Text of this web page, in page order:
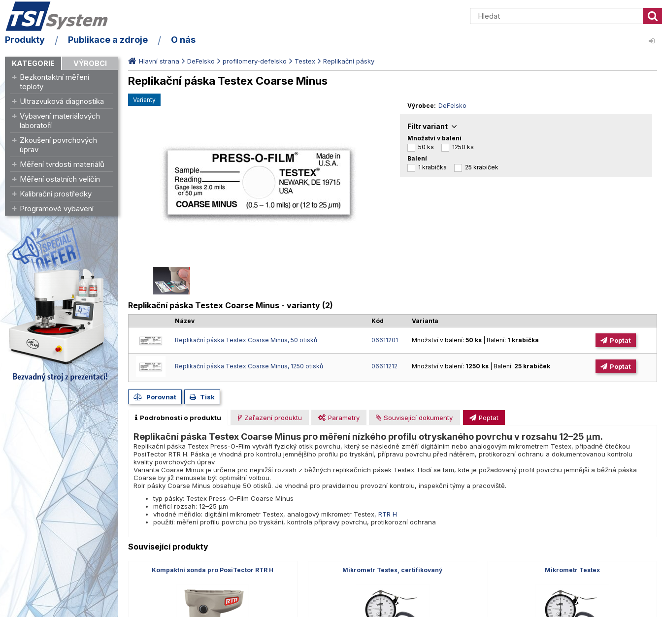
Produkty Publikace a zdroje O nás
KATEGORIE VÝROBCI
Bezkontaktní měření
teploty
Ultrazvuková diagnostika
Vybavení materiálových
laboratoří
Zkoušení povrchových
úprav
Měření tvrdosti materiálů
Měření ostatních veličin
Kalibrační prostředky
Programové vybavení
Hlavní strana DeFelsko profilomery-defelsko Testex Replikační pásky
Replikační páska Testex Coarse Minus
varianty
Výrobce
DeFelsko
Filtr variant
Množství v balení
50 ks
1250 ks
Balení
1 krabička
25 krabiček
Replikační páska Testex Coarse Minus - varianty (2)
Název Kód Varianta
Replikační páska Testex Coarse Minus, 50 otisků 06611201 Množství v balení: 50 ks | Balení: 1 krabička Poptat
Replikační páska Testex Coarse Minus, 1250 otisků 06611212 Množství v balení: 1250 ks | Balení: 25 krabiček Poptat
Porovnat Tisk
Podrobnosti o produktu Zařazení produktu Parametry Související dokumenty Poptat
Replikační páska Testex Coarse Minus pro měření nízkého profilu otryskaného povrchu v rozsahu 12–25 µm.
Replikační páska Testex Press-O-Film vytváří fyzický otisk povrchu, který se následně změří digitálním nebo analogovým mikrometrem Testex, případně čtečkou
PosiTector RTR H. Páska je vhodná pro kontrolu jemnějšího profilu po tryskání, přípravu povrchu před nátěrem, protikorozní ochranu a dokumentovanou kontrolu
kvality povrchových úprav.
Varianta Coarse Minus je určena pro nejnižší rozsah z běžných replikačních pásek Testex. Hodí se tam, kde je požadovaný profil povrchu jemnější a běžná páska
Coarse by již nemusela být optimální volbou.
Rolr pásky Coarse Minus obsahuje 50 otisků. Je vhodná pro pravidelnou provozní kontrolu, inspekční týmy a pracoviště.
typ pásky: Testex Press-O-Film Coarse Minus
měřicí rozsah: 12–25 µm
vhodné měřidlo: digitální mikrometr Testex, analogový mikrometr Testex, RTR H
použití: měření profilu povrchu po tryskání, kontrola přípravy povrchu, protikorozní ochrana
Související produkty
Kompaktní sonda pro PosiTector RTR H Mikrometr Testex, certifikovaný Mikrometr Testex